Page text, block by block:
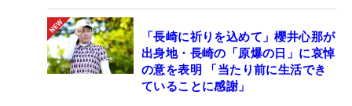
「長崎に祈りを込めて」櫻井心那が
出身地・長崎の「原爆の日」に哀悼
の意を表明 「当たり前に生活でき
ていることに感謝」